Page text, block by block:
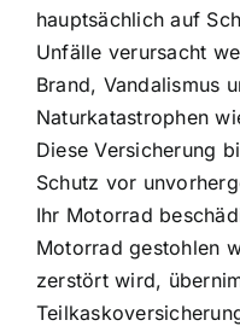
hauptsächlich auf
Unfälle verursacht
Brand, Vandalismus
Naturkatastrophen
DieseVersicherung
Schutz vor
Ihr Motorrad
Motorrad gestohlen
zerstört wird,